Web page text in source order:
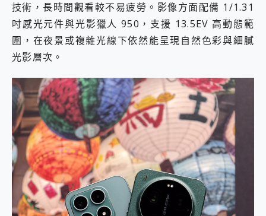
技術，長時間觀看較不易疲勞。影像方面配備 1/1.31
吋感光元件與光影獵人 950，支援 13.5EV 高動態範
圍，在夜景或複雜光線下依然能呈現自然色彩與細膩
光影層次。